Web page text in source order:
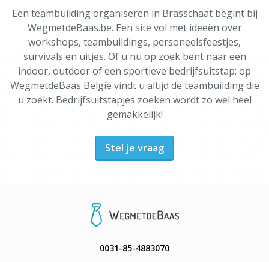
Een teambuilding organiseren in Brasschaat begint bij
WegmetdeBaas.be. Een site vol met ideeën over
workshops, teambuildings, personeelsfeestjes,
survivals en uitjes. Of u nu op zoek bent naar een
indoor, outdoor of een sportieve bedrijfsuitstap: op
WegmetdeBaas België vindt u altijd de teambuilding die
u zoekt. Bedrijfsuitstapjes zoeken wordt zo wel heel
gemakkelijk!
Stel je vraag
0031-85-4883070